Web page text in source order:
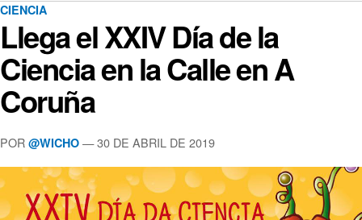
CIENCIA
Llega el XXIV Día de la
Ciencia en la Calle en A
Coruña
POR @WICHO — 30 DE ABRIL DE 2019